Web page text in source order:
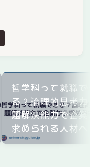
哲学科って就職
る？論理的思考
題解決能力で企
求められる人材へ